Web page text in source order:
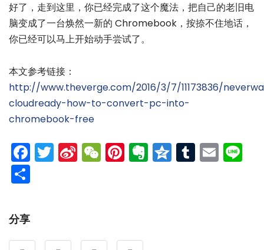
好了，走到这里，你已经完成了这个魔法，把自己的老旧电
脑变成了一台焕然一新的 Chromebook，按捺不住地话，
你已经可以马上开始动手尝试了。
本文参考链接：
http://www.theverge.com/2016/3/7/11173836/
cloudready-how-to-convert-pc-into-
chromebook-free
Facebook
Twitter
Sina
Weibo
WeChat
Pinterest
Evernote
Qzone
Tumblr
分享